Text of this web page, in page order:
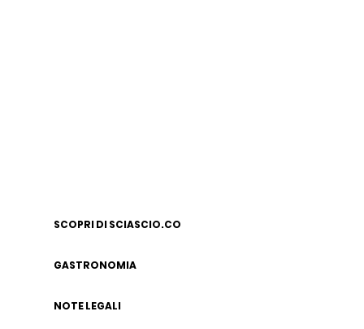
SCOPRI DI SCIASCIO.CO
GASTRONOMIA
NOTE LEGALI